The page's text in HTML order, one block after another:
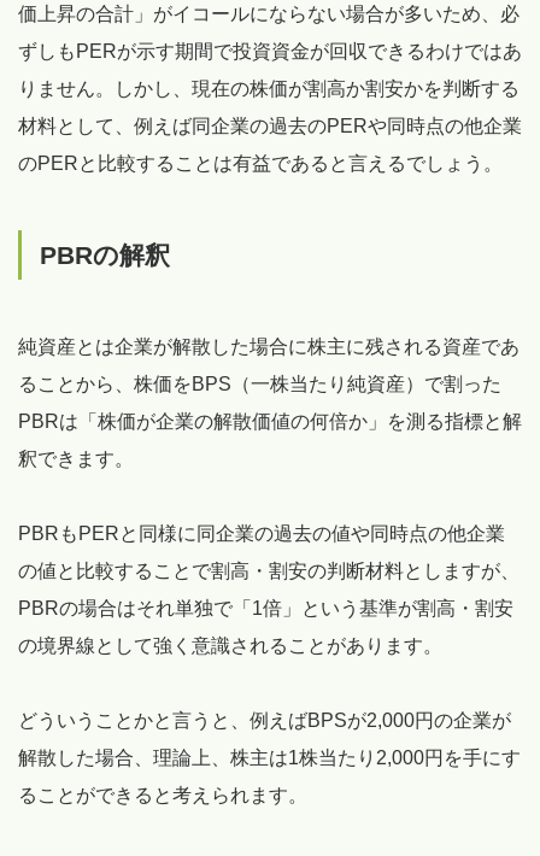
価上昇の合計」がイコールにならない場合が多いため、必
ずしもPERが示す期間で投資資金が回収できるわけではあ
りません。しかし、現在の株価が割高か割安かを判断する
材料として、例えば同企業の過去のPERや同時点の他企業
のPERと比較することは有益であると言えるでしょう。
PBRの解釈
純資産とは企業が解散した場合に株主に残される資産であ
ることから、株価をBPS（一株当たり純資産）で割った
PBRは「株価が企業の解散価値の何倍か」を測る指標と解
釈できます。
PBRもPERと同様に同企業の過去の値や同時点の他企業
の値と比較することで割高・割安の判断材料としますが、
PBRの場合はそれ単独で「1倍」という基準が割高・割安
の境界線として強く意識されることがあります。
どういうことかと言うと、例えばBPSが2,000円の企業が
解散した場合、理論上、株主は1株当たり2,000円を手にす
ることができると考えられます。